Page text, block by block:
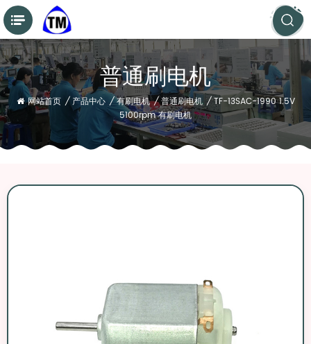
普通刷电机
网站首页 / 产品中心 / 有刷电机 / 普通刷电机 / TF-13SAC-1990 1.5V
5100rpm 有刷电机